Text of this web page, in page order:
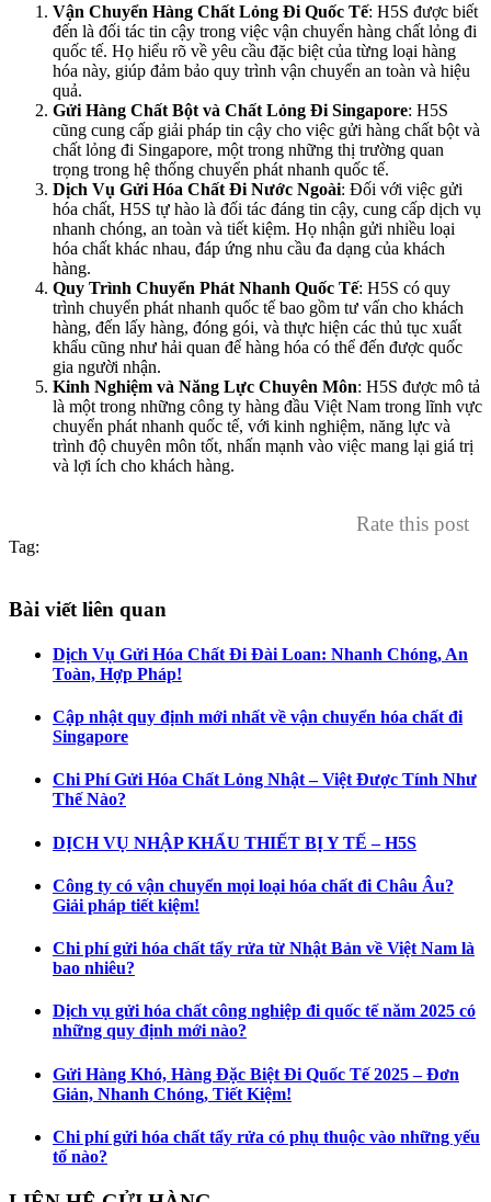
Vận Chuyển Hàng Chất Lỏng Đi Quốc Tế: H5S được biết
đến là đối tác tin cậy trong việc vận chuyển hàng chất lỏng đi
quốc tế. Họ hiểu rõ về yêu cầu đặc biệt của từng loại hàng
hóa này, giúp đảm bảo quy trình vận chuyển an toàn và hiệu
quả​​.
Gửi Hàng Chất Bột và Chất Lỏng Đi Singapore: H5S
cũng cung cấp giải pháp tin cậy cho việc gửi hàng chất bột và
chất lỏng đi Singapore, một trong những thị trường quan
trọng trong hệ thống chuyển phát nhanh quốc tế​​.
Dịch Vụ Gửi Hóa Chất Đi Nước Ngoài: Đối với việc gửi
hóa chất, H5S tự hào là đối tác đáng tin cậy, cung cấp dịch vụ
nhanh chóng, an toàn và tiết kiệm. Họ nhận gửi nhiều loại
hóa chất khác nhau, đáp ứng nhu cầu đa dạng của khách
hàng​​.
Quy Trình Chuyển Phát Nhanh Quốc Tế: H5S có quy
trình chuyển phát nhanh quốc tế bao gồm tư vấn cho khách
hàng, đến lấy hàng, đóng gói, và thực hiện các thủ tục xuất
khẩu cũng như hải quan để hàng hóa có thể đến được quốc
gia người nhận​​.
Kinh Nghiệm và Năng Lực Chuyên Môn: H5S được mô tả
là một trong những công ty hàng đầu Việt Nam trong lĩnh vực
chuyển phát nhanh quốc tế, với kinh nghiệm, năng lực và
trình độ chuyên môn tốt, nhấn mạnh vào việc mang lại giá trị
và lợi ích cho khách hàng​​.
Rate this post
Tag:
Bài viết liên quan
Dịch Vụ Gửi Hóa Chất Đi Đài Loan: Nhanh Chóng, An
Toàn, Hợp Pháp!
Cập nhật quy định mới nhất về vận chuyển hóa chất đi
Singapore
Chi Phí Gửi Hóa Chất Lỏng Nhật – Việt Được Tính Như
Thế Nào?
DỊCH VỤ NHẬP KHẨU THIẾT BỊ Y TẾ – H5S
Công ty có vận chuyển mọi loại hóa chất đi Châu Âu?
Giải pháp tiết kiệm!
Chi phí gửi hóa chất tẩy rửa từ Nhật Bản về Việt Nam là
bao nhiêu?
Dịch vụ gửi hóa chất công nghiệp đi quốc tế năm 2025 có
những quy định mới nào?
Gửi Hàng Khó, Hàng Đặc Biệt Đi Quốc Tế 2025 – Đơn
Giản, Nhanh Chóng, Tiết Kiệm!
Chi phí gửi hóa chất tẩy rửa có phụ thuộc vào những yếu
tố nào?